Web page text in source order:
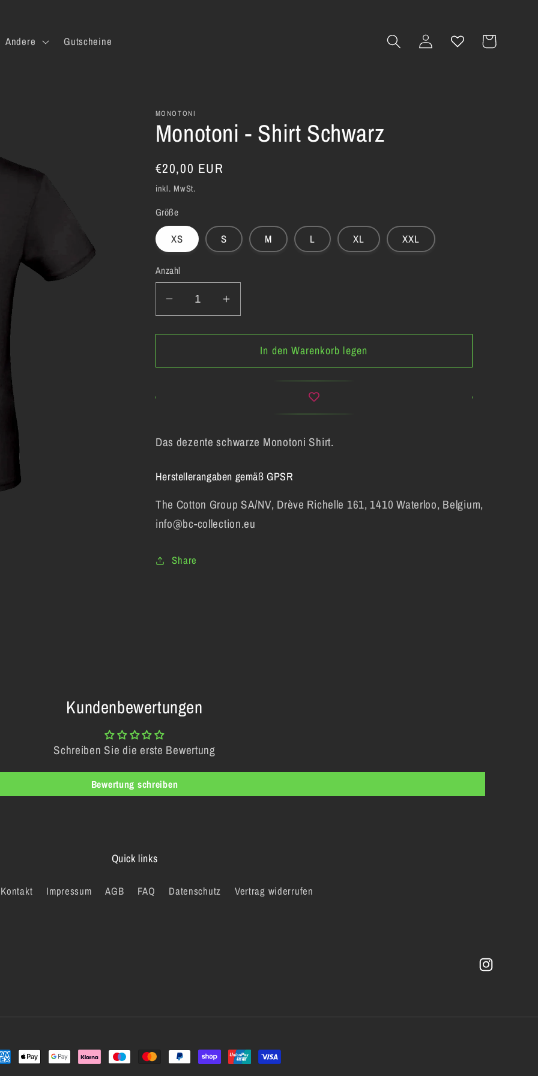
Andere Gutscheine Einloggen Warenkorb
MONOTONI
Monotoni - Shirt Schwarz
Normaler
Preis
€20,00 EUR
inkl. MwSt.
Größe
XS S M L XL XXL
Anzahl
Verringere
die
Menge
Monotoni
Erhöhe
die
Menge
Monotoni
In den Warenkorb legen
Das dezente schwarze Monotoni Shirt.
Herstellerangaben gemäß GPSR
The Cotton Group SA/NV, Drève Richelle 161, 1410 Waterloo, Belgium,
info@bc-collection.eu
Share
Kundenbewertungen
Schreiben Sie die erste Bewertung
Bewertung schreiben
Quick links
Kontakt Impressum AGB FAQ Datenschutz Vertrag widerrufen
Instagram